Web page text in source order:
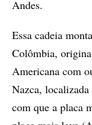
Andes.
Essa cadeia
Colômbia,
Americana com
Nazca,
com que a placa